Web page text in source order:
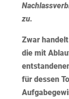
zu.
Zwar
die mit
für dessen